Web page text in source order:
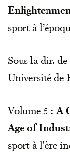
sport à
Sous la dir.
Université de
Volume 5 :A
Age of
sport à l'ère